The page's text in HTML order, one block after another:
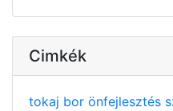
Cimkék
tokaj bor önfejlesztés